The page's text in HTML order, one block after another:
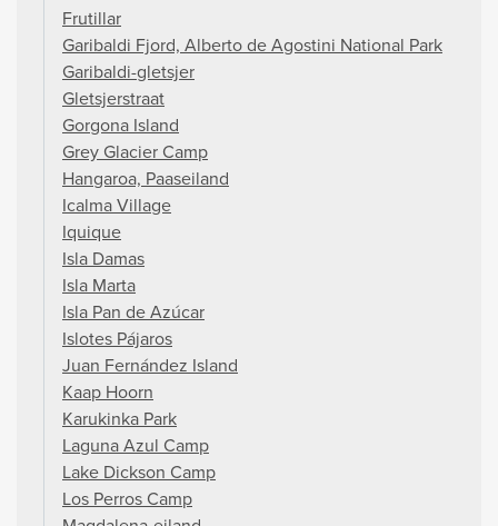
Frutillar
Garibaldi Fjord, Alberto de Agostini National Park
Garibaldi-gletsjer
Gletsjerstraat
Gorgona Island
Grey Glacier Camp
Hangaroa, Paaseiland
Icalma Village
Iquique
Isla Damas
Isla Marta
Isla Pan de Azúcar
Islotes Pájaros
Juan Fernández Island
Kaap Hoorn
Karukinka Park
Laguna Azul Camp
Lake Dickson Camp
Los Perros Camp